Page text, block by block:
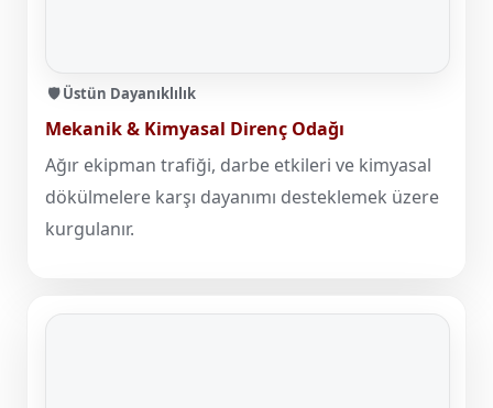
🛡️ Üstün Dayanıklılık
Mekanik & Kimyasal Direnç Odağı
Ağır ekipman trafiği, darbe etkileri ve kimyasal
dökülmelere karşı dayanımı desteklemek üzere
kurgulanır.